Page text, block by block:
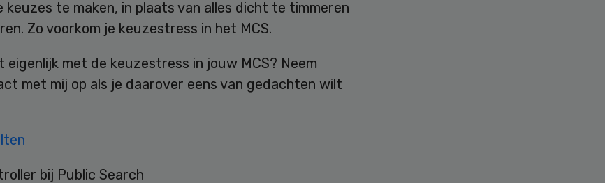
keuzes te maken, in plaats van alles dicht te timmeren
Zo voorkom je keuzestress in het MCS.
eigenlijk met de keuzestress in jouw MCS? Neem
met mij op als je daarover eens van gedachten wilt
bij Public Search